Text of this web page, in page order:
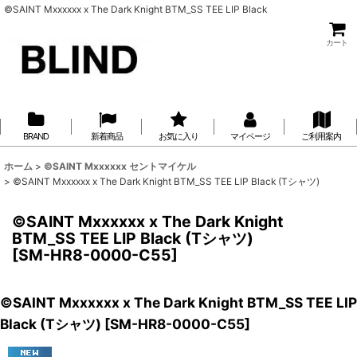
©SAINT Mxxxxxx x The Dark Knight BTM_SS TEE LIP Black
カート
BRAND 新着商品 お気に入り マイページ ご利用案内
ホーム > ©SAINT Mxxxxxx セントマイケル
> ©SAINT Mxxxxxx x The Dark Knight BTM_SS TEE LIP Black (Tシャツ)
©SAINT Mxxxxxx x The Dark Knight
BTM_SS TEE LIP Black (Tシャツ)
[SM-HR8-0000-C55]
©SAINT Mxxxxxx x The Dark Knight BTM_SS TEE LIP
Black (Tシャツ) [SM-HR8-0000-C55]